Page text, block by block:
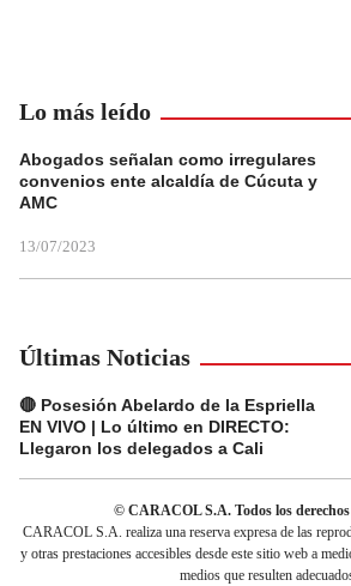
Lo más leído
Abogados señalan como irregulares
convenios ente alcaldía de Cúcuta y
AMC
13/07/2023
Últimas Noticias
🔴 Posesión Abelardo de la Espriella
EN VIVO | Lo último en DIRECTO:
Llegaron los delegados a Cali
© CARACOL S.A. Todos los derechos
CARACOL S.A. realiza una reserva expresa de las
y otras prestaciones accesibles desde este sitio web a
medios que resulten